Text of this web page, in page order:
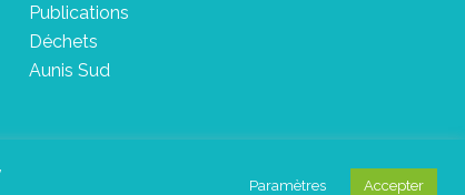
Publications
Déchets
Aunis Sud
Paramètres Accepter